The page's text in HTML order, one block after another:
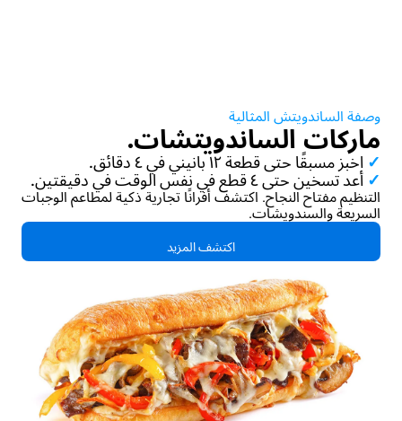
وصفة الساندويتش المثالية
ماركات الساندويتشات.
✓ اخبز مسبقًا حتى قطعة ١٢ بانيني في ٤ دقائق.
✓ أعد تسخين حتى ٤ قطع في نفس الوقت في دقيقتين.
التنظيم مفتاح النجاح. اكتشف أفرانًا تجارية ذكية لمطاعم الوجبات
السريعة والسندويشات.
اكتشف المزيد